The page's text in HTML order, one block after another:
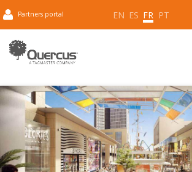
Partners portal EN ES FR PT